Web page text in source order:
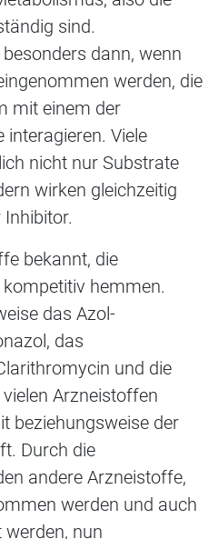
sind.
dann, wenn
werden, die
mit einem der
Viele
nicht nur Substrate
wirken gleichzeitig
bekannt, die
hemmen.
das Azol-
das
und die
Arzneistoffen
beziehungsweise der
Durch die
andere Arzneistoffe,
werden und auch
werden, nun